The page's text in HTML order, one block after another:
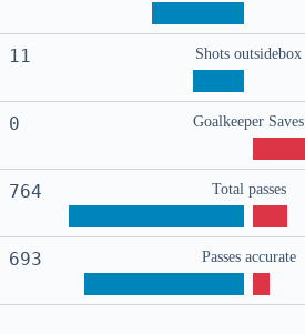
11 Shots outsidebox
0 Goalkeeper Saves
764 Total passes
693 Passes accurate